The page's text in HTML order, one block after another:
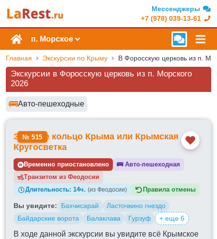
Мессенджеры
+7 (978) 039-13-61
п. Морское
Главная Экскурсии по Крыму В Форосскую церковь из п.
Экскурсии в Форосскую церковь из п. Морского
2026
🚌Авто-пешеходные
Доступные маршруты и цены
№ 515
Золотое кольцо Крыма или Крымская
Кругосветка
Временно приостановлено 🚌Авто-пешеходная
Транзитом из
Длительность:14ч. (из Феодосии) Правила отмены
Вы увидите: Бахчисарай
Ласточкино гнездо
Байдарские ворота
Балаклава Гурзуф + еще 6
В ходе данной экскурсии вы увидите всё Крымское